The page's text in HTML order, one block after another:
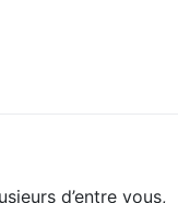
d’entre vous,